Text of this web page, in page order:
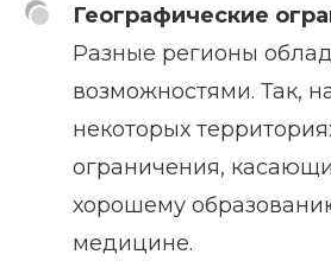
Географические
Разные регионы
возможностями. Так,
некоторых
ограничения,
хорошему
медицине.